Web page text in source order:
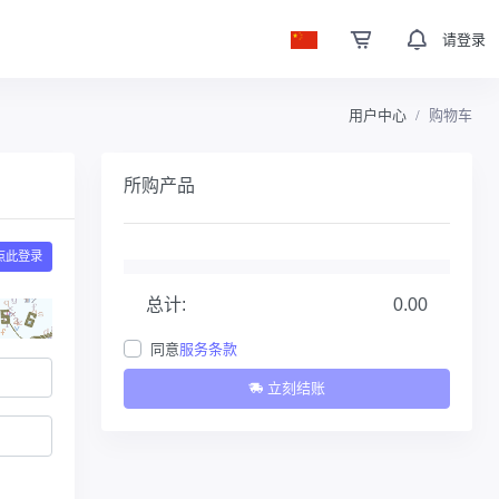
请登录
用户中心 购物车
此登录
所购产品
总计: 0.00
同意服务条款
立刻结账